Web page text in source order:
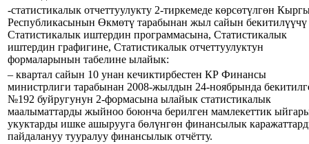
-статистикалык отчеттуулукту 2-тиркемеде көрсөтүлгөн
Республикасынын Өкмөтү тарабынан жыл сайын бекитилүүчү
Статистикалык иштердин программасына, Статистикалык
иштердин графигине, Статистикалык отчеттуулуктун
формаларынын табелине ылайык:
– квартал сайын 10 унан кечиктирбестен КР Финансы
министрлиги тарабынан 2008-жылдын 24-ноябрында
№192 буйругунун 2-формасына ылайык статистикалык
маалыматтарды жыйноо боюнча берилген мамлекеттик
укуктарды ишке ашырууга бөлүнгөн финансылык
пайдалануу тууралуу финансылык отчётту.